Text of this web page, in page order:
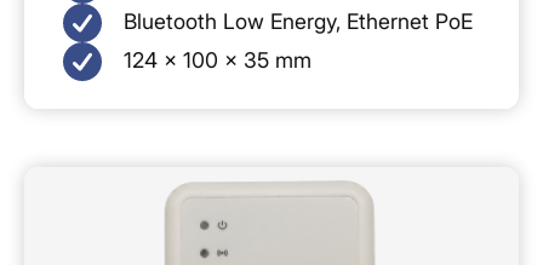
Bluetooth Low Energy, Ethernet PoE
124 × 100 × 35 mm